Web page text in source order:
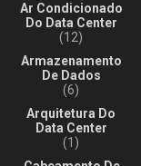
Ar Condicionado
Do Data Center
(12)
Armazenamento
De Dados
(6)
Arquitetura Do
Data Center
(1)